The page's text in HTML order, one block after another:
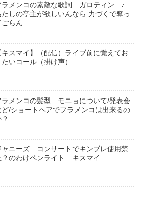
ラメンコの素敵な歌詞 ガロティン ♪
たしの亭主が欲しいんなら 力づくで奪っ
ごらん
キスマイ】（配信）ライブ前に覚えてお
たいコール（掛け声）
ラメンコの髪型 モニョについて/発表会
ど/ショートヘアでフラメンコは出来るの
ャニーズ コンサートでキンブレ使用禁
？のわけペンライト キスマイ